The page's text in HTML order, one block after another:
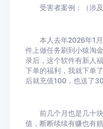
受害者案例：（涉及
本人去年2026年1月
件上做任务刷到小猿淘
录后，这个软件有新人
下单的福利，我就下单
后就充值100，也送了
前几个月也是几十块
值，断断续续有赚也有